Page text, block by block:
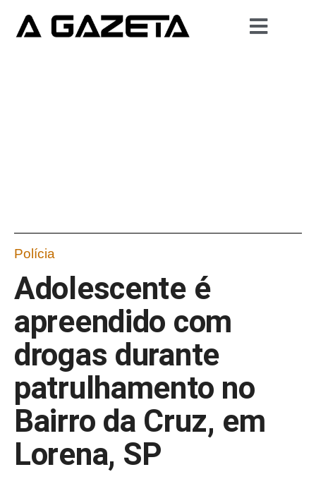
Polícia
Adolescente é
apreendido com
drogas durante
patrulhamento no
Bairro da Cruz, em
Lorena, SP